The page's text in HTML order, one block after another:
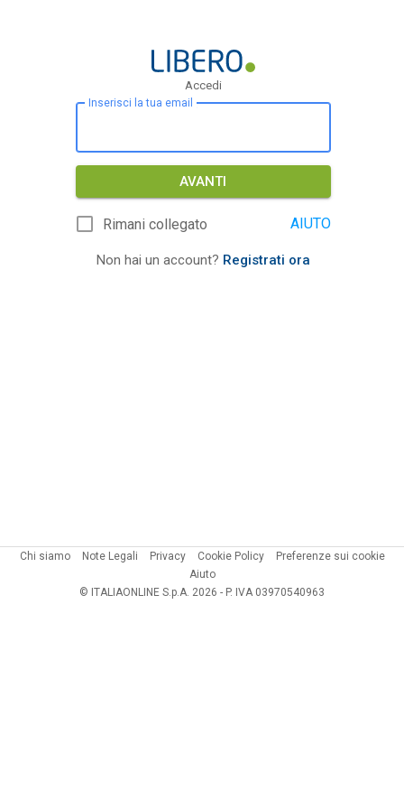
Accedi
Inserisci la tua email
AVANTI
Rimani collegato AIUTO
Non hai un account? Registrati ora
Chi siamo Note Legali Privacy Cookie Policy
Preferenze sui cookie
Aiuto
© ITALIAONLINE S.p.A. 2026 - P. IVA 03970540963